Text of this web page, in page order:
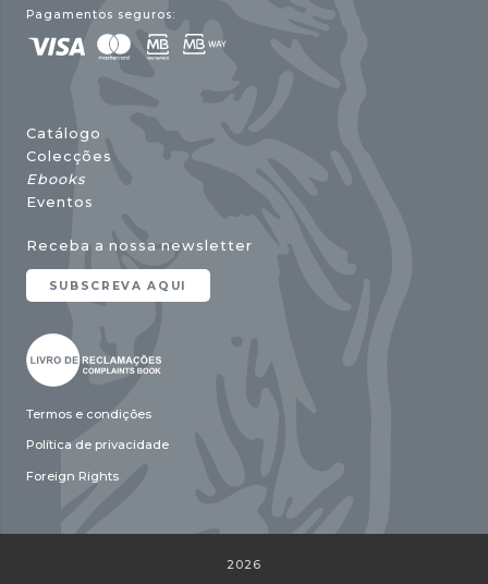
Pagamentos seguros:
Catálogo
Colecções
Ebooks
Eventos
Receba a nossa newsletter
SUBSCREVA AQUI
Termos e condições
Política de privacidade
Foreign Rights
2026